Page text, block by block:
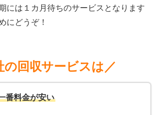
には１カ月待ちのサービスとなります
にどうぞ！
の回収サービスは／
番料金が安い